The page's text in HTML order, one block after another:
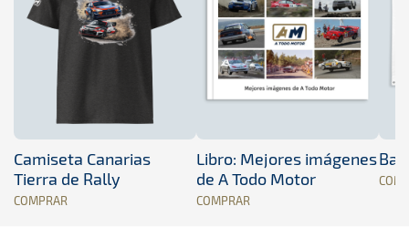
Camiseta Canarias
Tierra de Rally
COMPRAR
Libro: Mejores imágenes
de A Todo Motor
COMPRAR